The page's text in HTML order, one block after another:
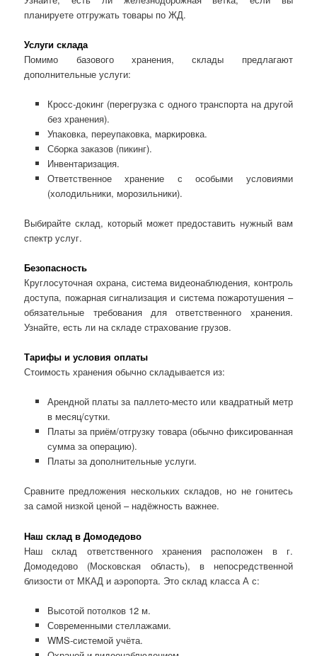
планируете отгружать товары по ЖД.
Услуги склада
Помимо базового хранения, склады предлагают
дополнительные услуги:
Кросс-докинг (перегрузка с одного транспорта на другой
без хранения).
Упаковка, переупаковка, маркировка.
Сборка заказов (пикинг).
Инвентаризация.
Ответственное хранение с особыми условиями
(холодильники, морозильники).
Выбирайте склад, который может предоставить нужный вам
спектр услуг.
Безопасность
Круглосуточная охрана, система видеонаблюдения, контроль
доступа, пожарная сигнализация и система пожаротушения –
обязательные требования для ответственного хранения.
Узнайте, есть ли на складе страхование грузов.
Тарифы и условия оплаты
Стоимость хранения обычно складывается из:
Арендной платы за паллето-место или квадратный метр
в месяц/сутки.
Платы за приём/отгрузку товара (обычно фиксированная
сумма за операцию).
Платы за дополнительные услуги.
Сравните предложения нескольких складов, но не гонитесь
за самой низкой ценой – надёжность важнее.
Наш склад в Домодедово
Наш склад ответственного хранения расположен в г.
Домодедово (Московская область), в непосредственной
близости от МКАД и аэропорта. Это склад класса А с:
Высотой потолков 12 м.
Современными стеллажами.
WMS-системой учёта.